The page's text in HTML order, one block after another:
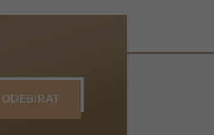
ODEBÍRAT